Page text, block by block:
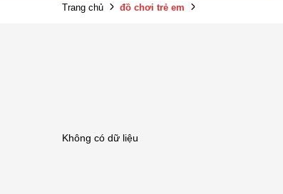
Trang chủ đồ chơi trẻ em
Không có dữ liệu